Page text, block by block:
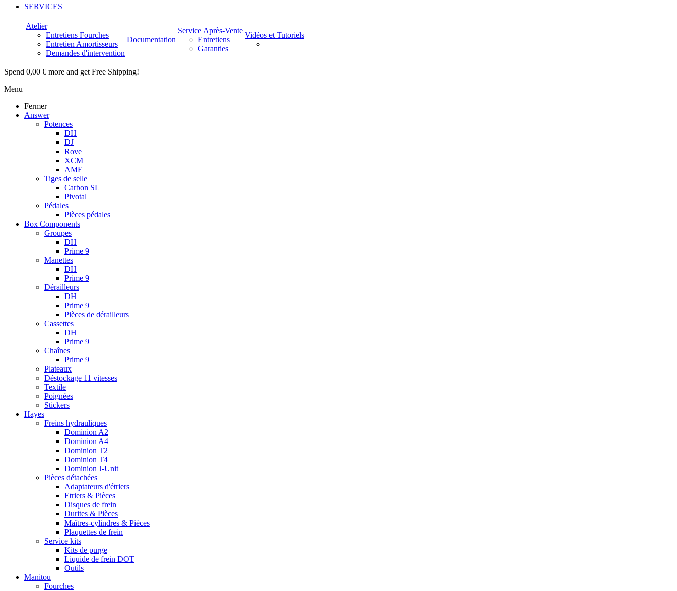
SERVICES
Atelier
Entretiens Fourches
Entretien Amortisseurs
Demandes d'intervention
Documentation
Service Après-Vente
Entretiens
Garanties
Vidéos et Tutoriels
Spend 0,00 € more and get Free Shipping!
Menu
Fermer
Answer
Potences
DH
DJ
Rove
XCM
AME
Tiges de selle
Carbon SL
Pivotal
Pédales
Pièces pédales
Box Components
Groupes
DH
Prime 9
Manettes
DH
Prime 9
Dérailleurs
DH
Prime 9
Pièces de dérailleurs
Cassettes
DH
Prime 9
Chaînes
Prime 9
Plateaux
Déstockage 11 vitesses
Textile
Poignées
Stickers
Hayes
Freins hydrauliques
Dominion A2
Dominion A4
Dominion T2
Dominion T4
Dominion J-Unit
Pièces détachées
Adaptateurs d'étriers
Etriers & Pièces
Disques de frein
Durites & Pièces
Maîtres-cylindres & Pièces
Plaquettes de frein
Service kits
Kits de purge
Liquide de frein DOT
Outils
Manitou
Fourches